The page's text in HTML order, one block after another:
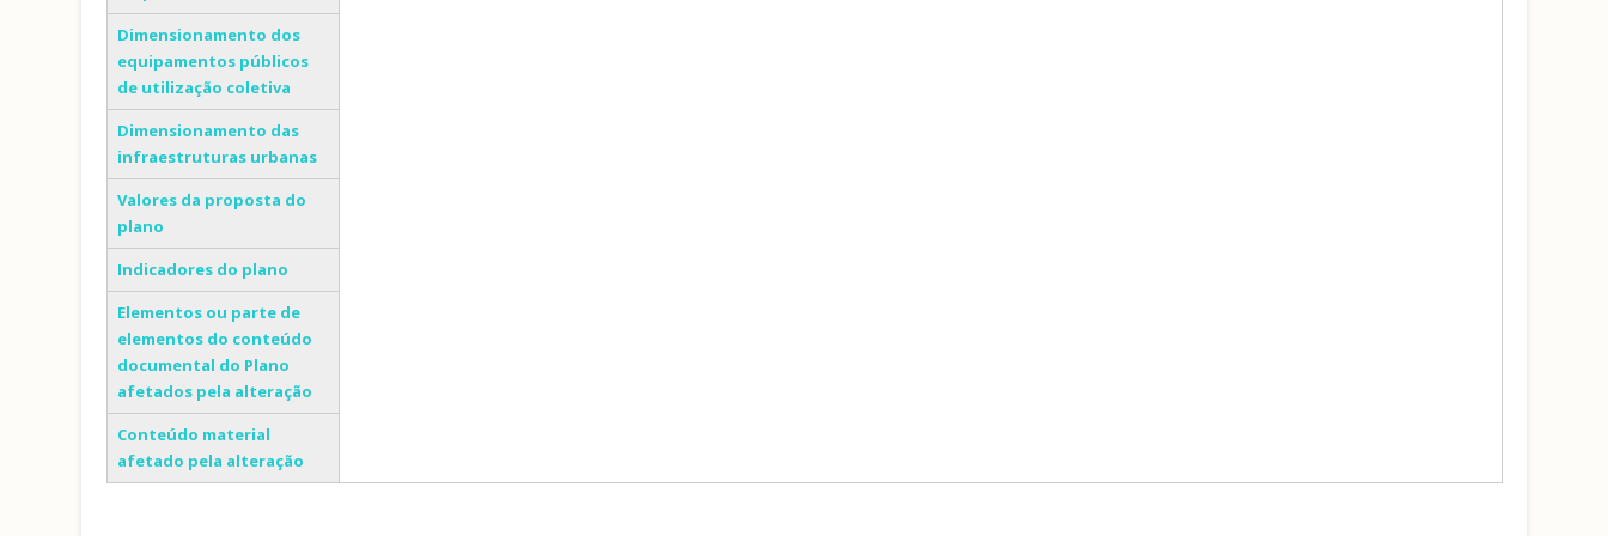
Dimensionamento dos
equipamentos públicos
de utilização coletiva
Dimensionamento das
infraestruturas urbanas
Valores da proposta do
plano
Indicadores do plano
Elementos ou parte de
elementos do conteúdo
documental do Plano
afetados pela alteração
Conteúdo material
afetado pela alteração